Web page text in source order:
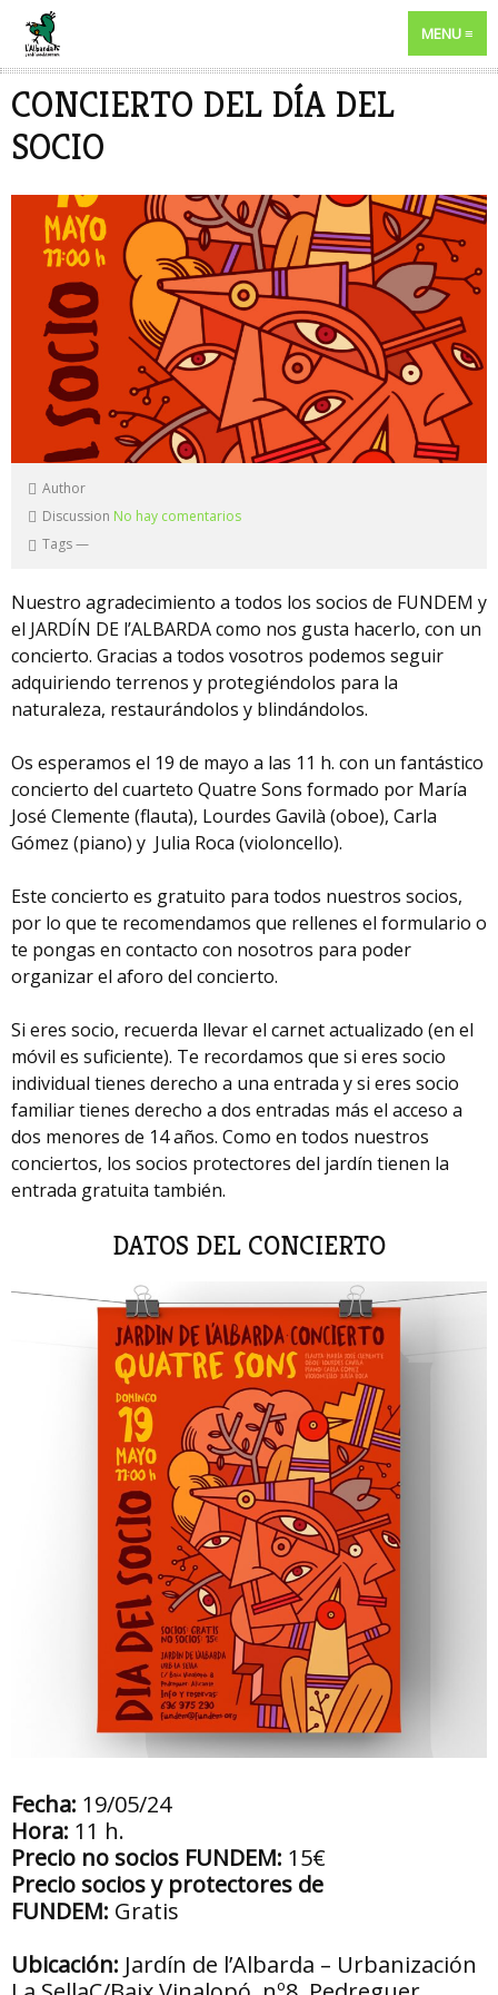
MENU
CONCIERTO DEL DÍA DEL
SOCIO
Author
Discussion No hay comentarios
Tags—
Nuestro agradecimiento a todos los socios de FUNDEM y
el JARDÍN DE l’ALBARDA como nos gusta hacerlo, con un
concierto. Gracias a todos vosotros podemos seguir
adquiriendo terrenos y protegiéndolos para la
naturaleza, restaurándolos y blindándolos.
Os esperamos el 19 de mayo a las 11 h. con un fantástico
concierto del cuarteto Quatre Sons formado por María
José Clemente (flauta), Lourdes Gavilà (oboe), Carla
Gómez (piano) y Julia Roca (violoncello).
Este concierto es gratuito para todos nuestros socios,
por lo que te recomendamos que rellenes el formulario o
te pongas en contacto con nosotros para poder
organizar el aforo del concierto.
Si eres socio, recuerda llevar el carnet actualizado (en el
móvil es suficiente). Te recordamos que si eres socio
individual tienes derecho a una entrada y si eres socio
familiar tienes derecho a dos entradas más el acceso a
dos menores de 14 años. Como en todos nuestros
conciertos, los socios protectores del jardín tienen la
entrada gratuita también.
DATOS DEL CONCIERTO
Fecha: 19/05/24
Hora: 11 h.
Precio no socios FUNDEM: 15€
Precio socios y protectores de
FUNDEM: Gratis
Ubicación: Jardín de l’Albarda – Urbanización